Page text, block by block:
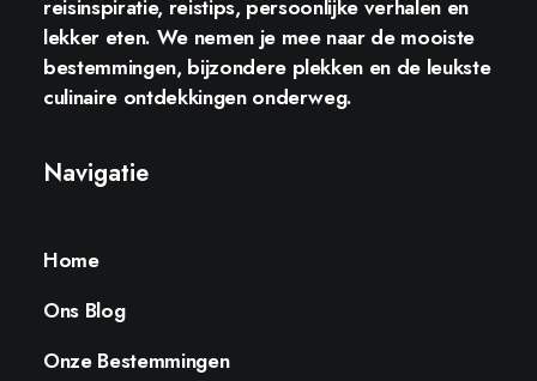
reisinspiratie, reistips, persoonlijke verhalen en
lekker eten. We nemen je mee naar de mooiste
bestemmingen, bijzondere plekken en de leukste
culinaire ontdekkingen onderweg.
Navigatie
Home
Ons Blog
Onze Bestemmingen